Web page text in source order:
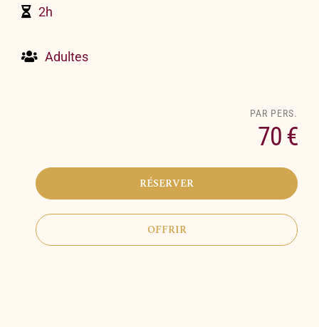
2h
Adultes
70 €
RÉSERVER
OFFRIR